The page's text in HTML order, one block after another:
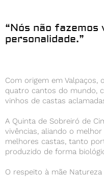
“Nós não fazemos
personalidade.”
Com origem em
quatro cantos do mundo,
vinhos de castas
A Quinta de Sobreiró de
vivências, aliando o
melhores castas, tanto
produzido de forma
O respeito à mãe